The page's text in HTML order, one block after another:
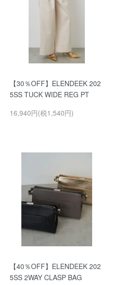
【30％OFF】ELENDEEK 202
5SS TUCK WIDE REG PT
16,940円(税1,540円)
【40％OFF】ELENDEEK 202
5SS 2WAY CLASP BAG